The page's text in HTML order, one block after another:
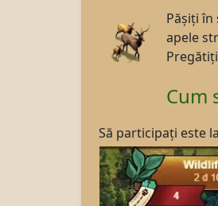
Pășiți
apele
Cum
Să participați este